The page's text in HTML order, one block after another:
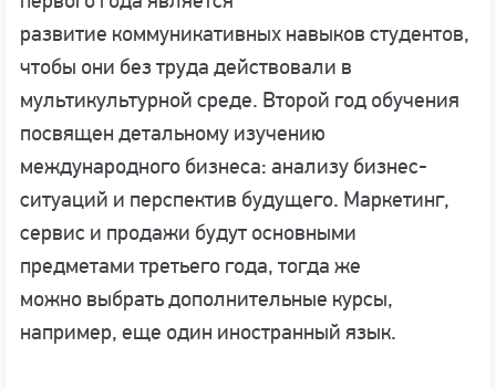
развитие коммуникативных навыков студентов,
чтобы они без труда действовали в
мультикультурной среде. Второй год обучения
посвящен детальному изучению
международного бизнеса: анализу бизнес-
ситуаций и перспектив будущего. Маркетинг,
сервис и продажи будут основными
предметами третьего года, тогда же
можно выбрать дополнительные курсы,
например, еще один иностранный язык.